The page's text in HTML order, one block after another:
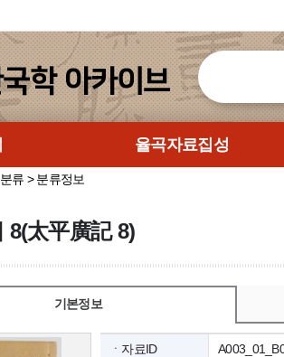
율곡자료집성
류 > 분류정보
8(太平廣記 8)
기본정보
ㆍ자료ID